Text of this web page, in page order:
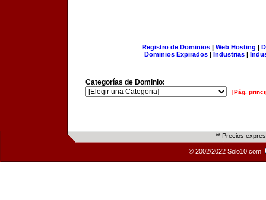
Registro de Dominios| Web Hosting |
Dominios Expirados | Industrias |
Categorías de Dominio:
[Pág.
** Precios
© 2002/2022 Solo10.com